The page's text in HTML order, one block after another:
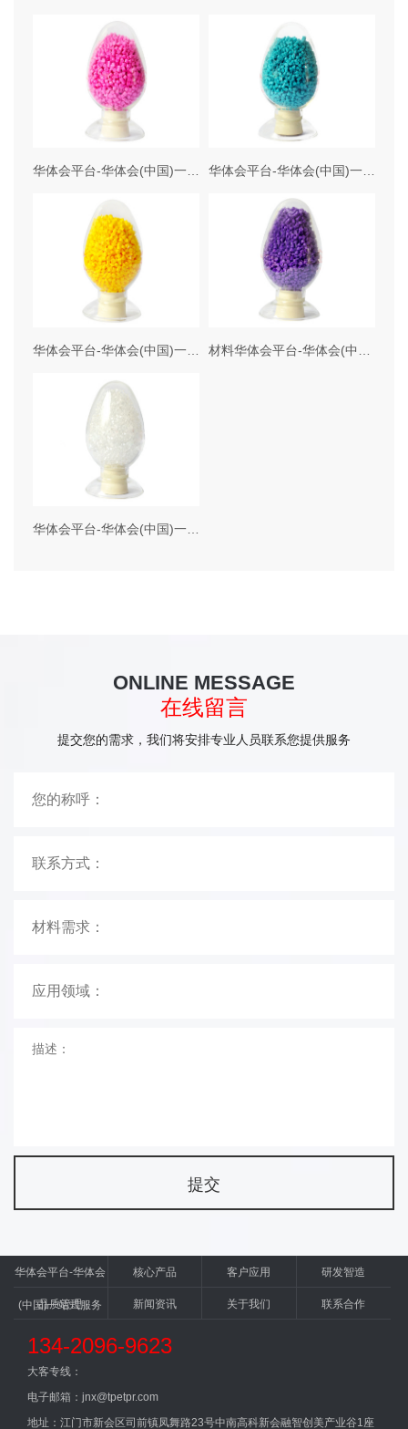
华体会平台-华体会(中国)一站式服务平台 原材料 华体会平台-华体会(中国)一站式服务平台 塑胶原料
华体会平台-华体会(中国)一站式服务平台 材料
华体会平台-华体会(中国)一站式服务平台 包胶料
ONLINE MESSAGE
在线留言
提交您的需求，我们将安排专业人员联系您提供服务
华体会平台-华体会
(中国)一站式服务
平台
核心产品 客户应用 研发智造
品质管理 新闻资讯 关于我们 联系合作
134-2096-9623
大客专线：
电子邮箱：jnx@tpetpr.com
地址：江门市新会区司前镇凤舞路23号中南高科新会融智创美产业谷1座